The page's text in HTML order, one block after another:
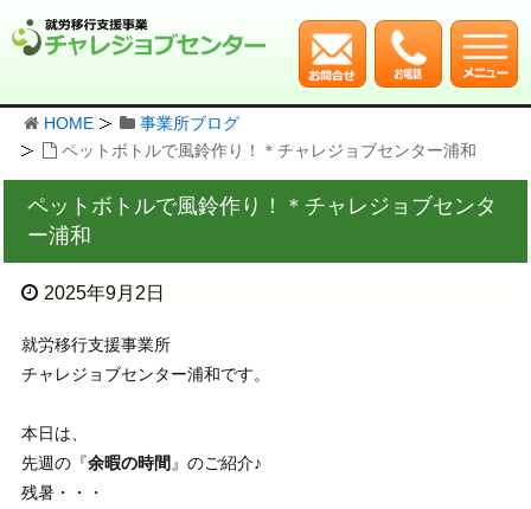
HOME
事業所ブログ
ペットボトルで風鈴作り！＊チャレジョブセンター浦和
ペットボトルで風鈴作り！＊チャレジョブセンタ
ー浦和
2025年9月2日
就労移行支援事業所
チャレジョブセンター浦和です。
本日は、
先週の『余暇の時間 』のご紹介♪
残暑・・・